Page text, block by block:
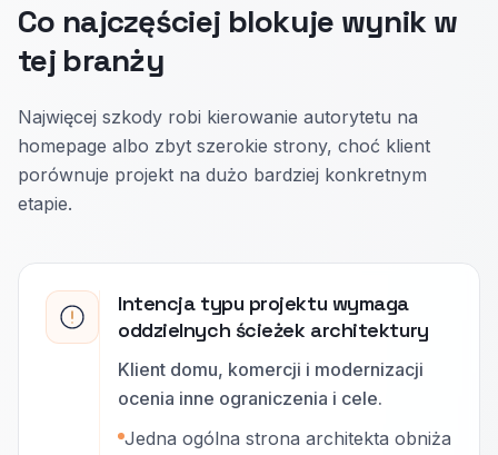
Co najczęściej blokuje wynik w
tej branży
Najwięcej szkody robi kierowanie autorytetu na
homepage albo zbyt szerokie strony, choć klient
porównuje projekt na dużo bardziej konkretnym
etapie.
Intencja typu projektu wymaga
oddzielnych ścieżek architektury
Klient domu, komercji i modernizacji
ocenia inne ograniczenia i cele.
Jedna ogólna strona architekta obniża